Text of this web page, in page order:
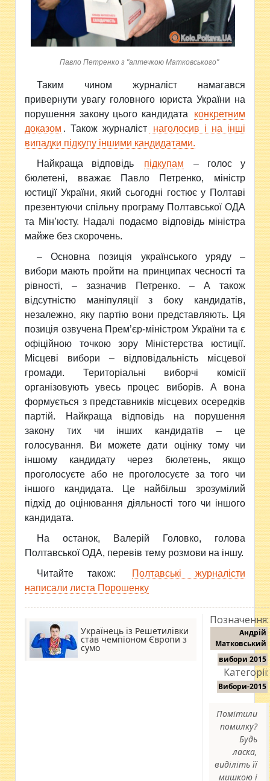
Павло Петренко з "аптечкою Матковського"
Таким чином журналіст намагався
привернути увагу головного юриста України на
порушення закону цього кандидата
конкретним
доказом . Також журналіст
наголосив і на інші
випадки підкупу іншими кандидатами.
Найкраща відповідь
підкупам
– голос у
бюлетені, вважає Павло Петренко, міністр
юстиції України, який сьогодні гостює у Полтаві
презентуючи спільну програму Полтавської ОДА
та Мін’юсту. Надалі подаємо відповідь міністра
майже без скорочень.
– Основна позиція українського уряду –
вибори мають пройти на принципах чесності та
рівності, – зазначив Петренко. – А також
відсутністю маніпуляції з боку кандидатів,
незалежно, яку партію вони представляють. Ця
позиція озвучена Прем’єр-міністром України та є
офіційною точкою зору Міністерства юстиції.
Місцеві вибори – відповідальність місцевої
громади. Територіальні виборчі комісії
організовують увесь процес виборів. А вона
формується з представників місцевих осередків
партій. Найкраща відповідь на порушення
закону тих чи інших кандидатів – це
голосування. Ви можете дати оцінку тому чи
іншому кандидату через бюлетень, якщо
проголосуєте або не проголосуєте за того чи
іншого кандидата. Це найбільш зрозумілий
підхід до оцінювання діяльності того чи іншого
кандидата.
На останок, Валерій Головко, голова
Полтавської ОДА, перевів тему розмови на іншу.
Читайте також:
Полтавські журналісти
написали листа Порошенку
Українець із Решетилівки
став чемпіоном Європи з
сумо
Позначення:
Андрій
Матковський
вибори 2015
Категорії:
Вибори-2015
Помітили
помилку?
Будь
ласка,
виділіть її
мишкою і